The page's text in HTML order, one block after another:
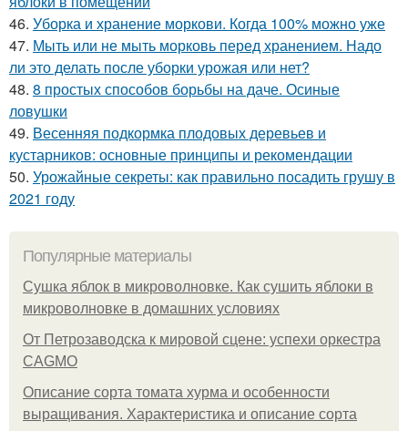
46. Уборка и хранение моркови. Когда 100% можно уже
47. Мыть или не мыть морковь перед хранением. Надо
ли это делать после уборки урожая или нет?
48. 8 простых способов борьбы на даче. Осиные
ловушки
49. Весенняя подкормка плодовых деревьев и
кустарников: основные принципы и рекомендации
50. Урожайные секреты: как правильно посадить грушу в
2021 году
Популярные материалы
Сушка яблок в микроволновке. Как сушить яблоки в
микроволновке в домашних условиях
От Петрозаводска к мировой сцене: успехи оркестра
CAGMO
Описание сорта томата хурма и особенности
выращивания. Характеристика и описание сорта